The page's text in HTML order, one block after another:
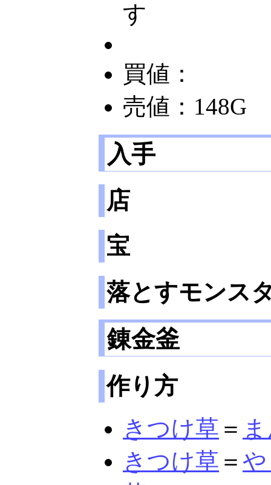
す
買値：
売値：148G
入手
店
宝
落とすモンス
錬金釜
作り方
きつけ草 ＝
きつけ草 ＝